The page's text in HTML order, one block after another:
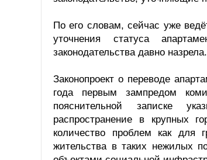
По его словам, сейчас уже
уточнения статуса
законодательства давно назрела.
Законопроект о переводе
года первым зампредом
пояснительной записке
распространение в крупных
количество проблем как для
жительства в таких нежилых